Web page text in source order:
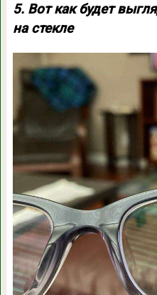
5. Вот как будет
на стекле